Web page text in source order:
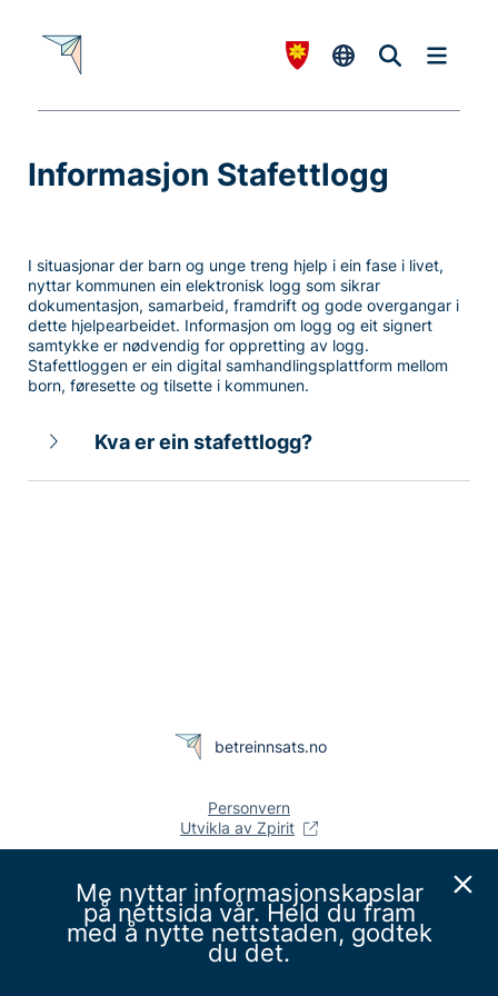
Informasjon Stafettlogg
I situasjonar der barn og unge treng hjelp i ein fase i livet,
nyttar kommunen ein elektronisk logg som sikrar
dokumentasjon, samarbeid, framdrift og gode overgangar i
dette hjelpearbeidet. Informasjon om logg og eit signert
samtykke er nødvendig for oppretting av logg.
Stafettloggen er ein digital samhandlingsplattform mellom
born, føresette og tilsette i kommunen.
Kva er ein stafettlogg?
betreinnsats.no
Personvern
Utvikla av Zpirit
Me nyttar informasjonskapslar
på nettsida vår. Held du fram
med å nytte nettstaden, godtek
du det.